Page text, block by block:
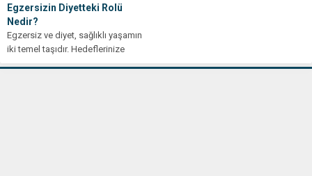
Egzersizin Diyetteki Rolü
Nedir?
Egzersiz ve diyet, sağlıklı yaşamın
iki temel taşıdır. Hedeflerinize
ulaşmak için bu ikiliyi nasıl